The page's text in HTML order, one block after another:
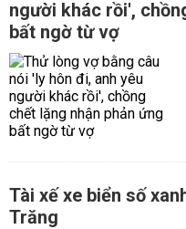
người khác rồi',
bất ngờ từ vợ
Tài xế xe biển số
Trăng